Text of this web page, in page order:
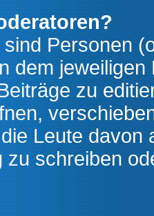
Personen
dem
zu
Leute
zu schreiben